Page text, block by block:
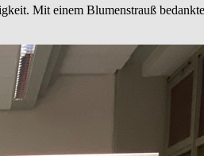
Mit einem Blumenstrauß